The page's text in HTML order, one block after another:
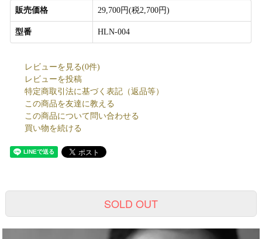
販売価格 29,700円(税2,700円)
型番 HLN-004
レビューを見る(0件)
レビューを投稿
特定商取引法に基づく表記（返品等）
この商品を友達に教える
この商品について問い合わせる
買い物を続ける
SOLD OUT